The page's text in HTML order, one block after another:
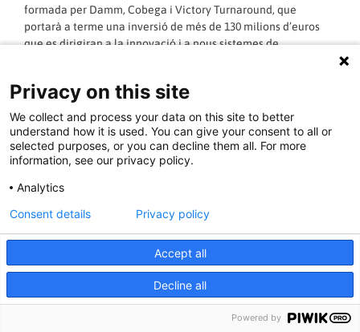
formada per Damm, Cobega i Victory Turnaround, que
portarà a terme una inversió de més de 130 milions d’euros
que es dirigiran a la innovació i a nous sistemes de
l’antiga fàbrica de Cerveses Damm a Santa Coloma de
Gramenet (Barcelona), un pla industrial per a la planta de
Saragossa, una forta capacitat financera, la creació d’un
negoci independent respecte als tres socis, el pla social i la
capacitat d’internacionalització de la marca. Cacaolat és una
una participació del 49% de Damm i Cobega, respectivament,
i un 2% de Victory Turnaround.
LLEGIR MÉS »
Privacy on this site
We collect and process your data on this site to better
understand how it is used. You can give your consent to all or
selected purposes, or you can decline them all. For more
information, see our privacy policy.
Analytics
Accept all
Decline all
Consent details Privacy policy
Powered by